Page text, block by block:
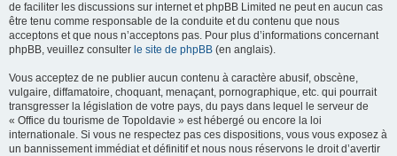
de faciliter les discussions sur internet et phpBB Limited ne peut en aucun cas
être tenu comme responsable de la conduite et du contenu que nous
acceptons et que nous n’acceptons pas. Pour plus d’informations concernant
phpBB, veuillez consulter le site de phpBB (en anglais).
Vous acceptez de ne publier aucun contenu à caractère abusif, obscène,
vulgaire, diffamatoire, choquant, menaçant, pornographique, etc. qui pourrait
transgresser la législation de votre pays, du pays dans lequel le serveur de
« Office du tourisme de Topoldavie » est hébergé ou encore la loi
internationale. Si vous ne respectez pas ces dispositions, vous vous exposez à
un bannissement immédiat et définitif et nous nous réservons le droit d’avertir